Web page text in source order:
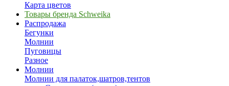
Карта цветов
Товары бренда Schweika
Распродажа
Бегунки
Молнии
Пуговицы
Разное
Молнии
Молнии для палаток,шатров,тентов